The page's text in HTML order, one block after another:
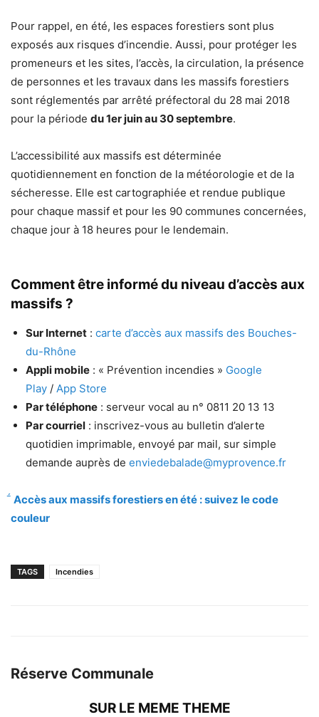
Pour rappel, en été, les espaces forestiers sont plus
exposés aux risques d’incendie. Aussi, pour protéger les
promeneurs et les sites, l’accès, la circulation, la présence
de personnes et les travaux dans les massifs forestiers
sont réglementés par arrêté préfectoral du 28 mai 2018
pour la période du 1er juin au 30 septembre.
L’accessibilité aux massifs est déterminée
quotidiennement en fonction de la météorologie et de la
sécheresse. Elle est cartographiée et rendue publique
pour chaque massif et pour les 90 communes concernées,
chaque jour à 18 heures pour le lendemain.
Comment être informé du niveau d’accès aux
massifs ?
Sur Internet : carte d’accès aux massifs des Bouches-
du-Rhône
Appli mobile : « Prévention incendies » Google
Play / App Store
Par téléphone : serveur vocal au n° 0811 20 13 13
Par courriel : inscrivez-vous au bulletin d’alerte
quotidien imprimable, envoyé par mail, sur simple
demande auprès de enviedebalade@myprovence.fr
Accès aux massifs forestiers en été : suivez le code
couleur
TAGS Incendies
Réserve Communale
SUR LE MEME THEME